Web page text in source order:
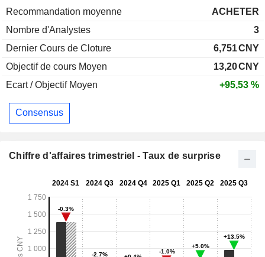
Recommandation moyenne
ACHETER
Nombre d'Analystes
3
Dernier Cours de Cloture
6,751CNY
Objectif de cours Moyen
13,20CNY
Ecart / Objectif Moyen
+95,53 %
Consensus
Chiffre d'affaires trimestriel - Taux de surprise